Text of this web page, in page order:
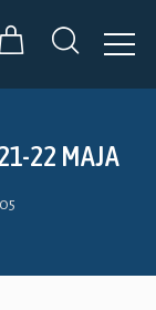
22 MAJA